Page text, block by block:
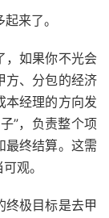
来了。
，如果你不光会
方、分包的经济
本经理的方向发
”，负责整个项
最终结算。这需
观。
终极目标是去甲